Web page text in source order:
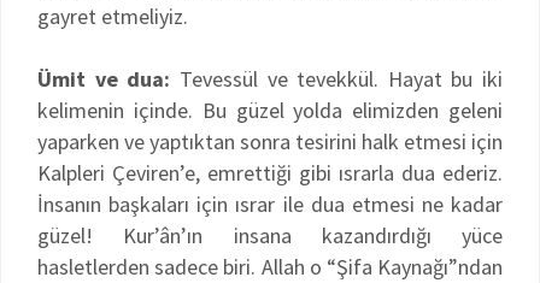
gayret etmeliyiz.
Ümit ve dua: Tevessül ve tevekkül. Hayat bu iki
kelimenin içinde. Bu güzel yolda elimizden geleni
yaparken ve yaptıktan sonra tesirini halk etmesi için
Kalpleri Çeviren’e, emrettiği gibi ısrarla dua ederiz.
İnsanın başkaları için ısrar ile dua etmesi ne kadar
güzel! Kur’ân’ın insana kazandırdığı yüce
hasletlerden sadece biri. Allah o “Şifa Kaynağı”ndan